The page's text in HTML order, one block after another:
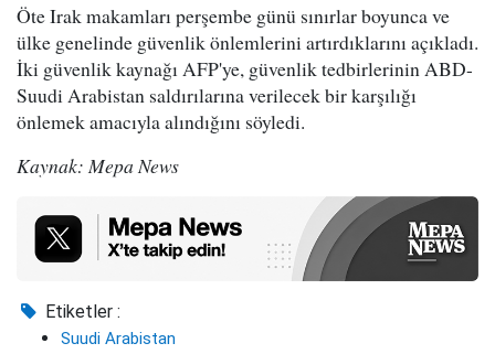
Öte Irak makamları perşembe günü sınırlar boyunca ve
ülke genelinde güvenlik önlemlerini artırdıklarını açıkladı.
İki güvenlik kaynağı AFP'ye, güvenlik tedbirlerinin ABD-
Suudi Arabistan saldırılarına verilecek bir karşılığı
önlemek amacıyla alındığını söyledi.
Kaynak: Mepa News
Etiketler :
Suudi Arabistan